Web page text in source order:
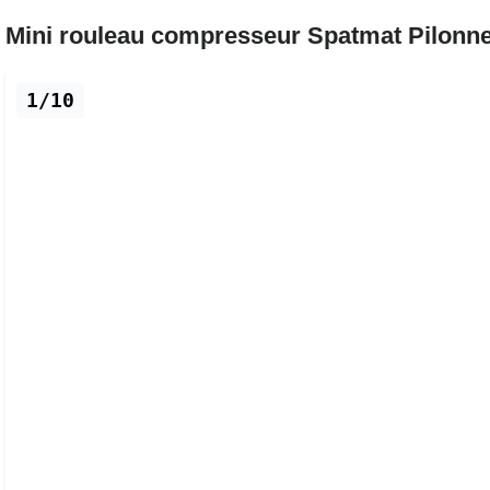
Mini rouleau compresseur Spatmat
1/10